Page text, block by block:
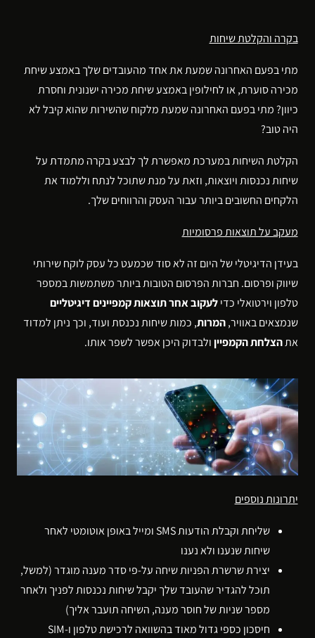
בקרה והקלטת שיחות
מתי בפעם האחרונה שמעת את אחד מהעובדים שלך באמצע שיחת
מכירה סוערת, או לחילופין באמצע שיחת מכירה ישנונית וחסרת
כיוון? מתי בפעם האחרונה שמעת מלקוח שהשירות שהוא קיבל לא
היה טוב?
הקלטת השיחות במערכת מאפשרת לך לבצע בקרה מתמדת על
שיחות נכנסות ויוצאות, וזאת על מנת שתוכל לנתח וללמוד את
הלקחים החשובים ביותר עבור העסק והרווחים שלך.
מעקב על תוצאות פרסומיות
בעידן הדיגיטלי של היום זה לא סוד שכמעט כל עסק לוקח שירותי
שיווק ופרסום. חברות הפרסום הטובות ביותר משתמשות במספר
טלפון וירטואלי כדילעקוב אחר תוצאות קמפיינים דיגיטליים
שנמצאים באוויר,המרות, כמות שיחות נכנסת ועוד, וכך ניתן למדוד
אתהצלחת הקמפייןולבדוק היכן אפשר לשפר אותו.
יתרונות נוספים
שליחת וקבלת הודעות SMS ומייל באופן אוטומטי לאחר
שיחות שנענו ולא נענו
יצירת שרשרת הפניות שיחה על-פי סדר מענה מוגדר (למשל,
תוכל להגדיר שהעובד שלך יקבל שיחות נכנסות לפניך ולאחר
מספר שניות של חוסר מענה, השיחה תועבר אליך)
חיסכון כספי גדול מאוד בהשוואה לרכישת טלפון ו-SIM